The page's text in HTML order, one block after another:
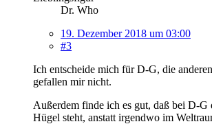
Dr. Who
19. Dezember 2018 um 03:00
#3
Ich entscheide mich für D-G, die
gefallen mir nicht.
Außerdem finde ich es gut, daß bei D-G
Hügel steht, anstatt irgendwo im